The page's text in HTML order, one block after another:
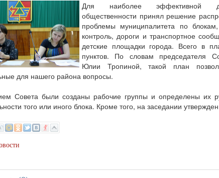
Для наиболее эффективной
общественности принял решение
проблемы муниципалитета по
контроль, дороги и транспортное
детские площадки города. Всего в
пунктов. По словам председателя
Юлии Тропиной, такой план
для нашего района вопросы.
Совета были созданы рабочие группы и определены их
того или иного блока. Кроме того, на заседании